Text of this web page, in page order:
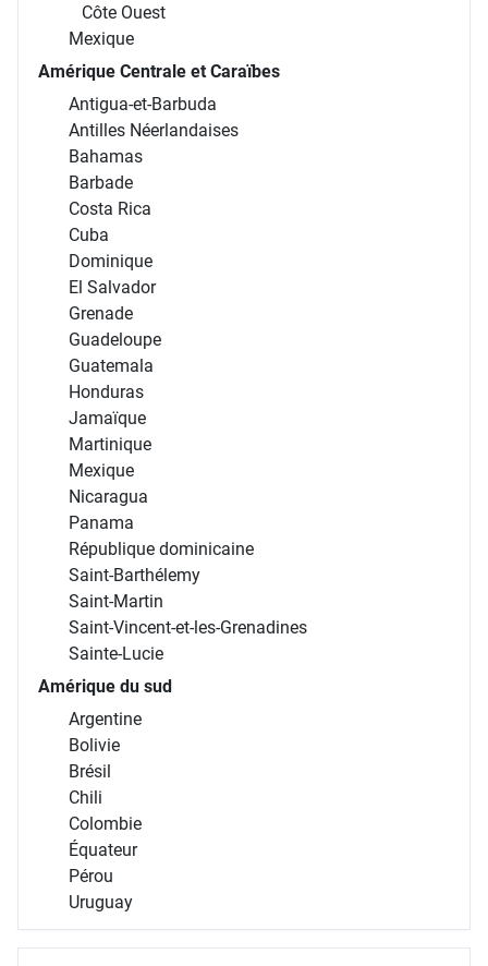
Côte Ouest
Mexique
Amérique Centrale et Caraïbes
Antigua-et-Barbuda
Antilles Néerlandaises
Bahamas
Barbade
Costa Rica
Cuba
Dominique
El Salvador
Grenade
Guadeloupe
Guatemala
Honduras
Jamaïque
Martinique
Mexique
Nicaragua
Panama
République dominicaine
Saint-Barthélemy
Saint-Martin
Saint-Vincent-et-les-Grenadines
Sainte-Lucie
Amérique du sud
Argentine
Bolivie
Brésil
Chili
Colombie
Équateur
Pérou
Uruguay